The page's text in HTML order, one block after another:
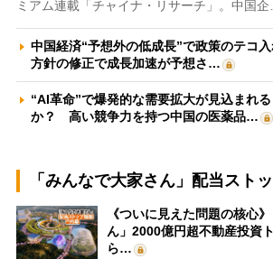
ミアム連載「チャイナ・リサーチ」。中国
中国経済“予想外の低成長”で政策のテコ
方針の修正で成長加速が予想さ…
“AI革命”で爆発的な需要拡大が見込まれ
か？ 高い競争力を持つ中国の医薬品…
「みんなで大家さん」配当スト
《ついに見えた問題の核心
ん」2000億円超不動産投資
ら…